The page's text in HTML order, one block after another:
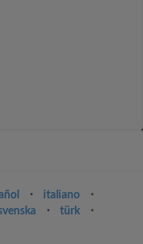
⋅ italiano
⋅
⋅ türk
⋅